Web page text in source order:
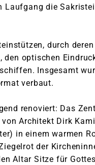
Laufgang die
durch deren
optischen
Insgesamt
verbaut.
renoviert: Das
Architekt Dirk
in einem warmen
der
Altar Sitze für